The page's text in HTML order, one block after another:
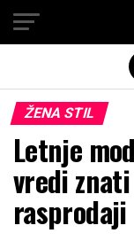
ŽENA STIL
Letnje
vredi
rasprodaji